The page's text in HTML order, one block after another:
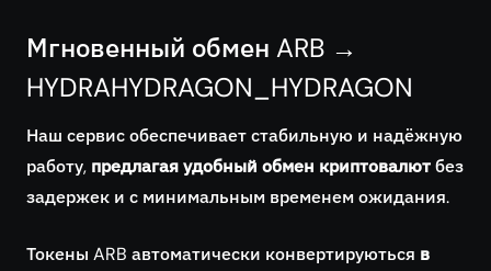
Мгновенный обмен ARB →
HYDRAHYDRAGON_HYDRAGON
Наш сервис обеспечивает стабильную и надёжную
работу, предлагая удобный обмен криптовалютбез
задержек и с минимальным временем ожидания.
Токены ARB автоматически конвертируються в